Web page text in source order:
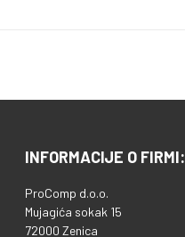
INFORMACIJE O FIRMI:
ProComp d.o.o.
Mujagića sokak 15
72000 Zenica